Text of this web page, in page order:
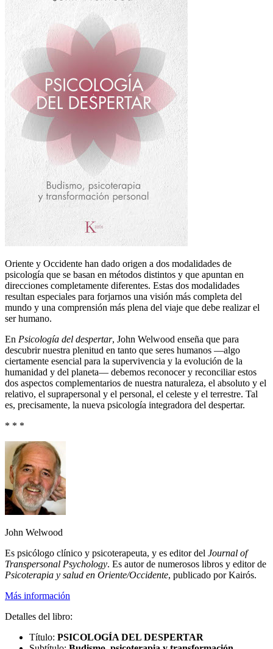
Oriente y Occidente han dado origen a dos modalidades de
psicología que se basan en métodos distintos y que apuntan en
direcciones completamente diferentes. Estas dos modalidades
resultan especiales para forjarnos una visión más completa del
mundo y una comprensión más plena del viaje que debe realizar el
ser humano.
En Psicología del despertar, John Welwood enseña que para
descubrir nuestra plenitud en tanto que seres humanos ―algo
ciertamente esencial para la supervivencia y la evolución de la
humanidad y del planeta― debemos reconocer y reconciliar estos
dos aspectos complementarios de nuestra naturaleza, el absoluto y el
relativo, el suprapersonal y el personal, el celeste y el terrestre. Tal
es, precisamente, la nueva psicología integradora del despertar.
* * *
John Welwood
Es psicólogo clínico y psicoterapeuta, y es editor del Journal of
Transpersonal Psychology. Es autor de numerosos libros y editor de
Psicoterapia y salud en Oriente/Occidente, publicado por Kairós.
Más información
Detalles del libro:
Título: PSICOLOGÍA DEL DESPERTAR